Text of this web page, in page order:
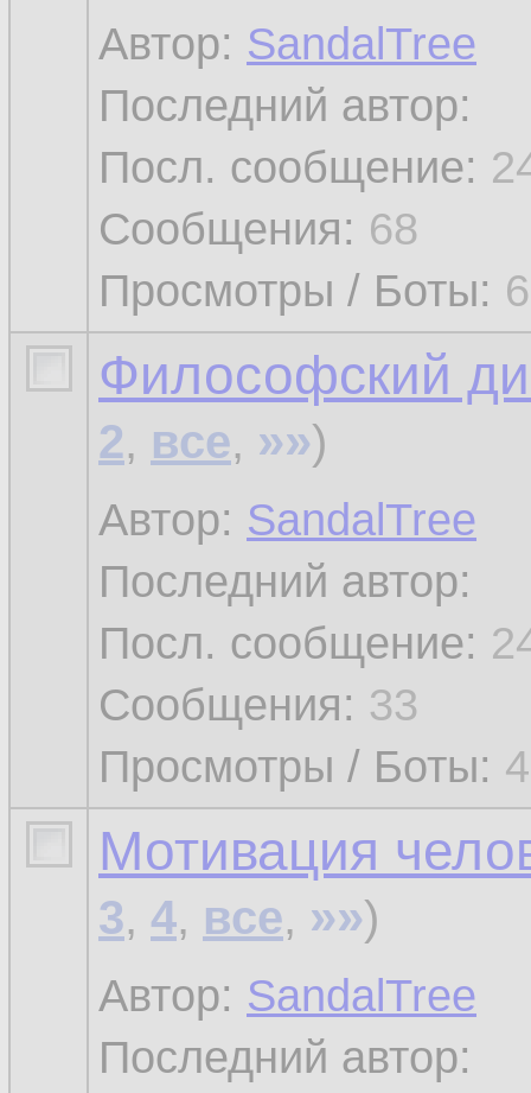
Автор: SandalTree
Последний автор:
Посл. сообщение:
Сообщения: 68
Просмотры / Боты:
Философский
2, все, »»)
Автор: SandalTree
Последний автор:
Посл. сообщение:
Сообщения: 33
Просмотры / Боты:
Мотивация
3, 4, все, »»)
Автор: SandalTree
Последний автор: